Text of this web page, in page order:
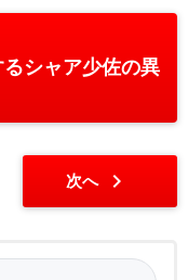
るシャア少佐の異
次へ chevron_right